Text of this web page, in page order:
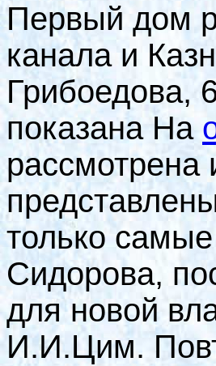
Первый дом
канала и
Грибоедова,
показана На
рассмотрена
только
Сидорова,
для новой
И.И.Цим.